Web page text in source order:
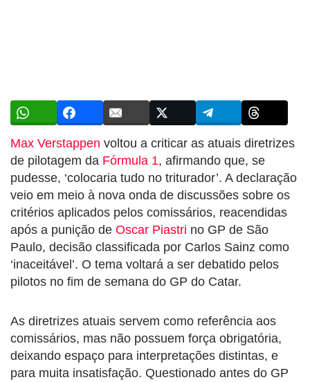
Max Verstappen voltou a criticar as atuais diretrizes
de pilotagem da Fórmula 1, afirmando que, se
pudesse, ‘colocaria tudo no triturador’. A declaração
veio em meio à nova onda de discussões sobre os
critérios aplicados pelos comissários, reacendidas
após a punição de Oscar Piastri no GP de São
Paulo, decisão classificada por Carlos Sainz como
‘inaceitável’. O tema voltará a ser debatido pelos
pilotos no fim de semana do GP do Catar.
As diretrizes atuais servem como referência aos
comissários, mas não possuem força obrigatória,
deixando espaço para interpretações distintas, e
para muita insatisfação. Questionado antes do GP